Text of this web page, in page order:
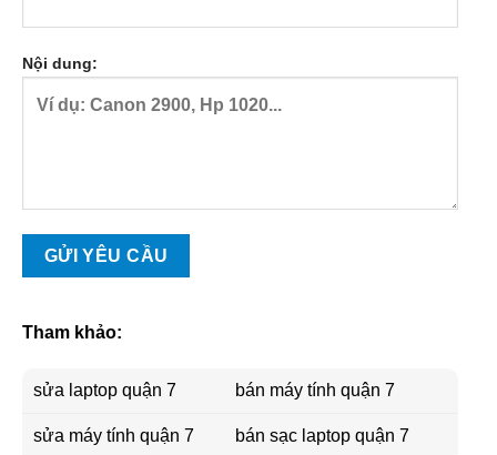
Nội dung:
Tham khảo:
sửa laptop quận 7 bán máy tính quận 7
sửa máy tính quận 7 bán sạc laptop quận 7